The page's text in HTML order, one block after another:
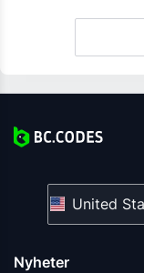
Nyheter
United